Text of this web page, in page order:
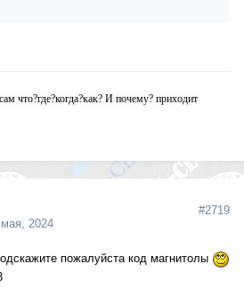
что?где?когда?как? И почему? приходит
мая, 2024
#2719
пожалуйста код магнитолы